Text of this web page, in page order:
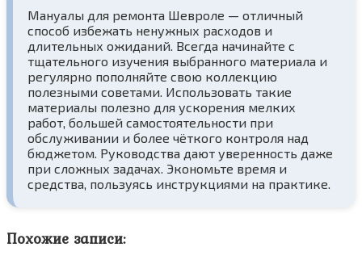
Мануалы для ремонта Шевроле — отличный
способ избежать ненужных расходов и
длительных ожиданий. Всегда начинайте с
тщательного изучения выбранного материала и
регулярно пополняйте свою коллекцию
полезными советами. Использовать такие
материалы полезно для ускорения мелких
работ, большей самостоятельности при
обслуживании и более чёткого контроля над
бюджетом. Руководства дают уверенность даже
при сложных задачах. Экономьте время и
средства, пользуясь инструкциями на практике.
Похожие записи: